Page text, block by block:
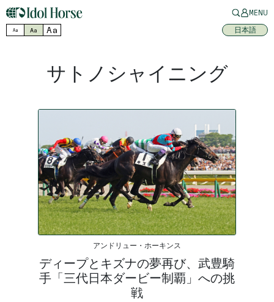
MENU
Aa Aa Aa 日本語
サトノシャイニング
アンドリュー・ホーキンス
ディープとキズナの夢再び、武豊騎
手「三代日本ダービー制覇」への挑
戦